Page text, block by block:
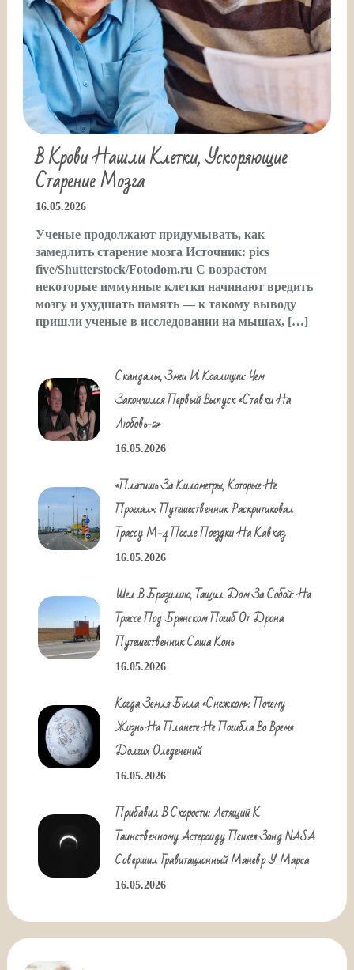
В Крови Нашли Клетки, Ускоряющие
Старение Мозга
16.05.2026
Ученые продолжают придумывать, как
замедлить старение мозга Источник: pics
five/Shutterstock/Fotodom.ru С возрастом
некоторые иммунные клетки начинают вредить
мозгу и ухудшать память — к такому выводу
пришли ученые в исследовании на мышах, […]
Скандалы, Змеи И Коалиции: Чем
Закончился Первый Выпуск «Ставки На
Любовь-2»
16.05.2026
«Платишь За Километры, Которые Не
Проехал»: Путешественник Раскритиковал
Трассу М-4 После Поездки На Кавказ
16.05.2026
Шел В Бразилию, Тащил Дом За Собой: На
Трассе Под Брянском Погиб От Дрона
Путешественник Саша Конь
16.05.2026
Когда Земля Была «снежком»: Почему
Жизнь На Планете Не Погибла Во Время
Долгих Оледенений
16.05.2026
Прибавил В Скорости: Летящий К
Таинственному Астероиду Психея Зонд NASA
Совершил Гравитационный Маневр У Марса
16.05.2026